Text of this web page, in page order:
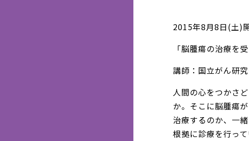
2015年8月8日(土)
「脳腫瘍の治療を
講師：国立がん研
人間の心をつかさ
か。そこに脳腫瘍
治療するのか、一
根拠に診療を行っ